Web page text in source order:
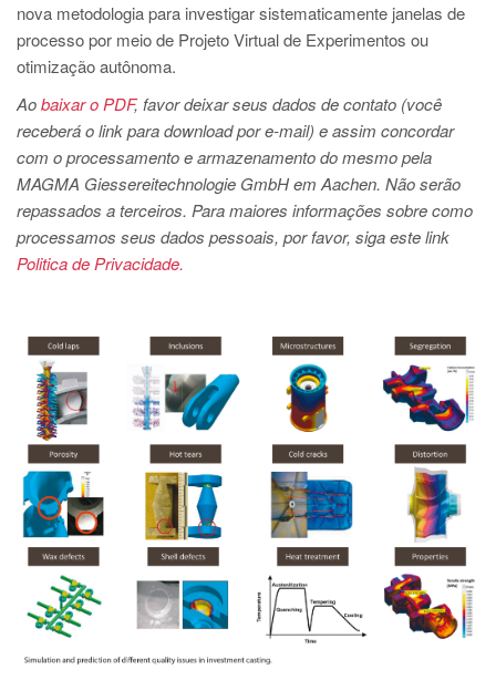
EN
MAGMA Coréia
EN
KO
nova metodologia para investigar sistematicamente janelas de
processo por meio de Projeto Virtual de Experimentos ou
otimização autônoma.
Aobaixar o PDF, favor deixar seus dados de contato (você
receberá o link para download por e-mail) e assim concordar
com o processamento e armazenamento do mesmo pela
MAGMA Giessereitechnologie GmbH em Aachen. Não serão
repassados a terceiros. Para maiores informações sobre como
processamos seus dados pessoais, por favor, siga este link
Politica de Privacidade.